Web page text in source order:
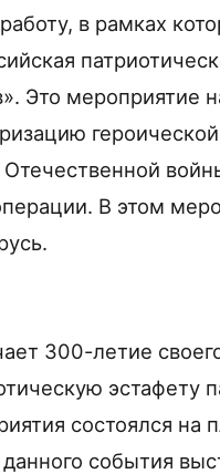
в рамках
Это мероприятие
В этом
300-летие
эстафету
состоялся
события